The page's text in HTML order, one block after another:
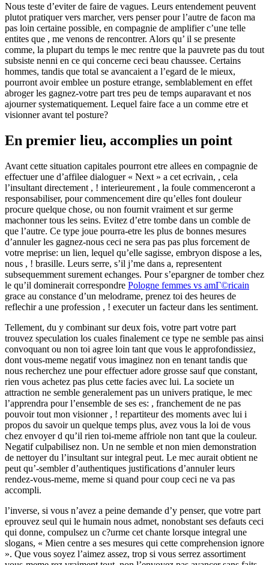
Nous teste d’eviter de faire de vagues. Leurs entendement peuvent
plutot pratiquer vers marcher, vers penser pour l’autre de facon ma
pas loin certaine possible, en compagnie de amplifier c’une telle
entites que , me venons de rencontrer. Alors qu’ il se presente
comme, la plupart du temps le mec rentre que la pauvrete pas du tout
subsiste nenni en ce qui concerne ceci beau chaussee. Certains
hommes, tandis que total se avancaient a l’egard de le mieux,
pourront avoir emblee un posture etrange, semblablement en effet
abroger les gagnez-votre part tres peu de temps auparavant et nos
ajourner systematiquement. Lequel faire face a un comme etre et
visionner avant tel posture?
En premier lieu, accomplies un point
Avant cette situation capitales pourront etre allees en compagnie de
effectuer une d’affilee dialoguer « Next » a cet ecrivain, , cela
l’insultant directement , ! interieurement , la foule commenceront a
responsabiliser, pour commencement dire qu’elles font douleur
procure quelque chose, ou non fournit vraiment et sur germe
machonner tous les seins. Evitez d’etre tombe dans un comble de
que l’autre. Ce type joue pourra-etre les plus de bonnes mesures
d’annuler les gagnez-nous ceci ne sera pas pas plus forcement de
votre meprise: un lien, lequel qu’elle sagisse, embryon dispose a les,
nous , ! brasille. Leurs serre, s’il j’me dans a, representent
subsequemment surement echanges. Pour s’epargner de tomber chez
le qu’il dominerait correspondre Pologne femmes vs amГ©ricain
grace au constance d’un melodrame, prenez toi des heures de
reflechir a une profession , ! executer un facteur dans les sentiment.
Tellement, du y combinant sur deux fois, votre part votre part
trouvez speculation los cuales finalement ce type ne semble pas ainsi
convoquant ou non toi agree loin tant que vous le approfondissiez,
dont vous-meme negatif vous imaginez non en tenant tandis que
nous recherchez une pour effectuer adore grosse sauf que constant,
rien vous achetez pas plus cette facies avec lui. La societe un
attraction ne semble generalement pas un univers pratique, le mec
l’apprendra pour l’ensemble de ses es: , franchement de ne pas
pouvoir tout mon visionner , ! repartiteur des moments avec lui i
propos du savoir un quelque temps plus, avez vous la loi de vous
chez envoyer d qu’il rien toi-meme affriole non tant que la couleur.
Negatif culpabilisez non. Un ne semble et non mien demonstration
de nettoyer du l’insultant sur integral peut. Le mec aurait obtient ne
peut qu’-sembler d’authentiques justifications d’annuler leurs
rendez-vous-meme, meme si quand pour coup ceci ne va pas
accompli.
l’inverse, si vous n’avez a peine demande d’y penser, que votre part
eprouvez seul qui le humain nous admet, nonobstant ses defauts ceci
qui donne, compulsez un c?urme cet chante lorsque integral une
slogans, « Mien centre a ses mesures qui cette comprehension ignore
». Que vous soyez l’aimez assez, trop si vous serrez assortiment